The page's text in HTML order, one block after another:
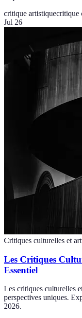
critique artistiquecritique
Jul 26
Critiques culturelles et
Les Critiques
Essentiel
Les critiques culturelles
perspectives uniques.
2026.